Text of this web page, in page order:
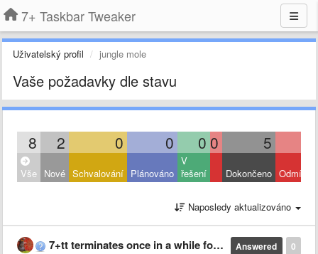
7+ Taskbar Tweaker
Uživatelský profil jungle mole
Vaše požadavky dle stavu
8 2 0 0 0 0 5
Vše Nové Schvalování Plánováno
V
řešení
Dokončeno
Naposledy aktualizováno
0
Answered
7+tt terminates once in a while for unknown reason